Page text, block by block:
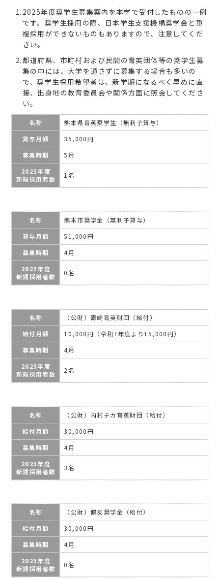
2025年度奨学生募集案内を本学で受付したものの一例
です。奨学生採用の際、日本学生支援機構奨学金と重
複採用ができないものもありますので、注意してくだ
さい。
都道府県、市町村および民間の育英団体等の奨学生募
集の中には、大学を通さずに募集する場合も多いの
で、奨学生採用希望者は、新学期になるべく早めに直
接、出身地の教育委員会や関係方面に照会してくださ
い。
名称
熊本県育英奨学生（無利子貸与）
貸与月額
35,000円
募集時期
5月
2025年度
新規採用者数
1名
名称
熊本市奨学金（無利子貸与）
貸与月額
51,000円
募集時期
4月
2025年度
新規採用者数
0名
名称
（公財）壽崎育英財団（給付）
給付月額
10,000円（令和7年度より15,000円）
募集時期
4月
2025年度
新規採用者数
2名
名称
（公財）内村チカ育英財団（給付）
給付月額
30,000円
募集時期
4月
2025年度
新規採用者数
3名
名称
（公財）鶴友奨学金（給付）
給付月額
30,000円
募集時期
4月
2025年度
新規採用者数
0名